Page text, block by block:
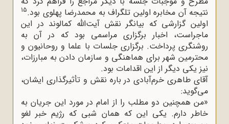
نتیجه آن مخابره اولین تلگراف به محمدرضا پهلوی بود.15
اولین گزارشی که بیانگر نقش آیت‌الله کمالوند در این
ماجراست، اخبار برگزاری مراسمی بود که در آن به
روشنگری پرداخت. برگزاری جلسات با علما و روحانیون و
محترمین شهر برای هماهنگی و سازمان دادن به مبارزات،
نیز یکی دیگر از این اقدامات بود.
آقای طاهری خرم‌آبادی در باره نقش و تأثیرگذاری ایشان،
می‌گوید:
«من همچنین دو مطلب را از امام در مورد این جریان به
خاطر دارم. یکی این که همان شبی که رژیم خبر لغو